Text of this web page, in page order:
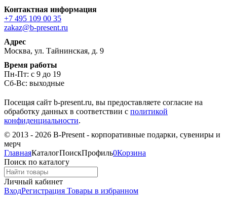
Контактная информация
+7 495 109 00 35
zakaz@b-present.ru
Адрес
Москва, ул. Тайнинская, д. 9
Время работы
Пн-Пт: с 9 до 19
Сб-Вс: выходные
Посещая сайт b-present.ru, вы предоставляете согласие на
обработку данных в соответствии с политикой
конфиденциальности.
© 2013 - 2026 B-Present - корпоративные подарки, сувениры и
мерч
ГлавнаяКаталогПоискПрофиль0Корзина
Поиск по каталогу
Личный кабинет
ВходРегистрация Товары в избранном